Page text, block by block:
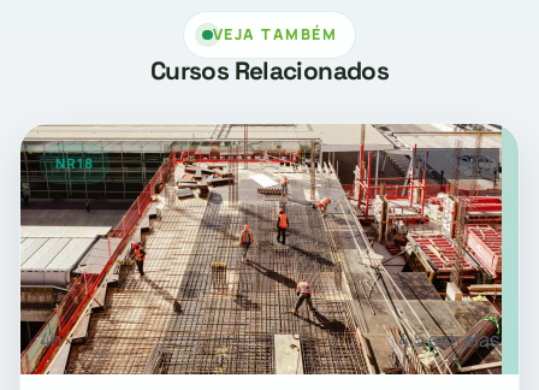
VEJA TAMBÉM
Cursos Relacionados
NR18 R$ 109,00
4h 4.5 estrelas